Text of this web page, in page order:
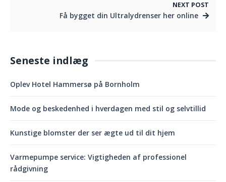
NEXT POST
Få bygget din Ultralydrenser her online
Seneste indlæg
Oplev Hotel Hammersø på Bornholm
Mode og beskedenhed i hverdagen med stil og selvtillid
Kunstige blomster der ser ægte ud til dit hjem
Varmepumpe service: Vigtigheden af professionel
rådgivning